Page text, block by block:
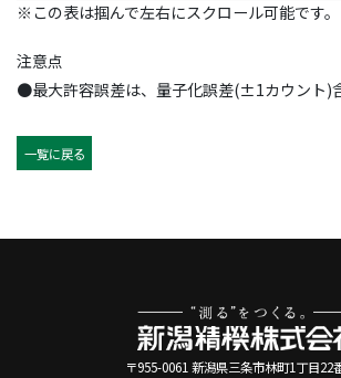
※この表は掴んで左右にスクロール可能です。
注意点
●最大許容誤差は、量子化誤差(±1カウント)
一覧に戻る
〒955-0061 新潟県三条市林町1丁目22